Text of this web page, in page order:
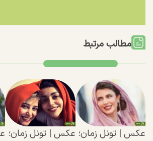
مطالب مرتبط
عکس | تونل زمان؛ عکس | تونل زمان؛